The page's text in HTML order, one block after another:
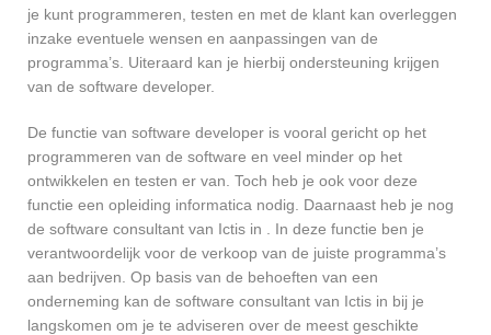
je kunt programmeren, testen en met de klant kan overleggen
inzake eventuele wensen en aanpassingen van de
programma’s. Uiteraard kan je hierbij ondersteuning krijgen
van de software developer.
De functie van software developer is vooral gericht op het
programmeren van de software en veel minder op het
ontwikkelen en testen er van. Toch heb je ook voor deze
functie een opleiding informatica nodig. Daarnaast heb je nog
de software consultant van Ictis in . In deze functie ben je
verantwoordelijk voor de verkoop van de juiste programma’s
aan bedrijven. Op basis van de behoeften van een
onderneming kan de software consultant van Ictis in bij je
langskomen om je te adviseren over de meest geschikte